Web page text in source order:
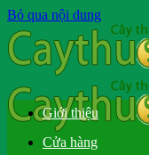
Bỏ qua nội dung
Giới thiệu
Cửa hàng